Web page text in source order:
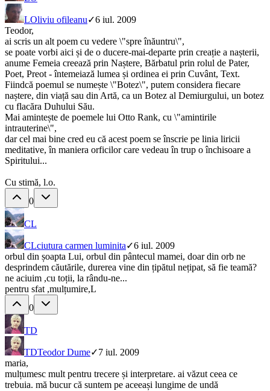
LOliviu ofileanu✓6 iul. 2009
Teodor,
ai scris un alt poem cu vedere \"spre înăuntru\",
se poate vorbi aici și de o ducere-mai-departe prin creație a nașterii,
anume Femeia creează prin Naștere, Bărbatul prin rolul de Pater,
Poet, Preot - întemeiază lumea și ordinea ei prin Cuvânt, Text.
Fiindcă poemul se numește \"Botez\", putem considera fiecare
naștere, din viață sau din Artă, ca un Botez al Demiurgului, un botez
cu flacăra Duhului Său.
Mai amintește de poemele lui Otto Rank, cu \"amintirile
intrauterine\",
dar cel mai bine cred eu că acest poem se înscrie pe linia liricii
meditative, în maniera orficilor care vedeau în trup o închisoare a
Spiritului...
Cu stimă, l.o.
0
CL
CLciutura carmen luminita✓6 iul. 2009
orbul din șoapta Lui, orbul din pântecul mamei, doar din orb ne
desprindem căutările, durerea vine din țipătul nețipat, să fie teamă?
ne aciuim ,cu toții, la rându-ne...
pentru sfat ,mulțumire,L
0
TD
TDTeodor Dume✓7 iul. 2009
maria,
mulțumesc mult pentru trecere și interpretare. ai văzut ceea ce
trebuia. mă bucur că suntem pe aceeași lungime de undă